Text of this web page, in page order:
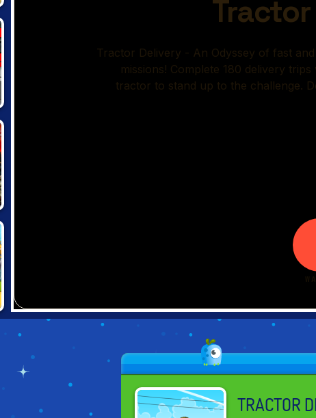
TRACTOR